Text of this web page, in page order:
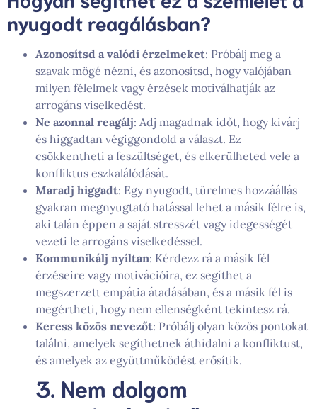
nyugodt reagálásban?
Azonosítsd a valódi érzelmeket: Próbálj meg a
szavak mögé nézni, és azonosítsd, hogy valójában
milyen félelmek vagy érzések motiválhatják az
arrogáns viselkedést.
Ne azonnal reagálj: Adj magadnak időt, hogy kivárj
és higgadtan végiggondold a választ. Ez
csökkentheti a feszültséget, és elkerülheted vele a
konfliktus eszkalálódását.
Maradj higgadt: Egy nyugodt, türelmes hozzáállás
gyakran megnyugtató hatással lehet a másik félre is,
aki talán éppen a saját stresszét vagy idegességét
vezeti le arrogáns viselkedéssel.
Kommunikálj nyíltan: Kérdezz rá a másik fél
érzéseire vagy motivációira, ez segíthet a
megszerzett empátia átadásában, és a másik fél is
megértheti, hogy nem ellenségként tekintesz rá.
Keress közös nevezőt: Próbálj olyan közös pontokat
találni, amelyek segíthetnek áthidalni a konfliktust,
és amelyek az együttműködést erősítik.
3. Nem dolgom